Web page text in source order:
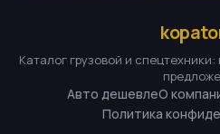
Каталог грузовой и
Авто дешевлеО
Политика